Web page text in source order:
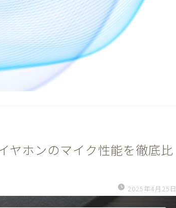
ヤホンのマイク性能を徹底比
2025年4月25日